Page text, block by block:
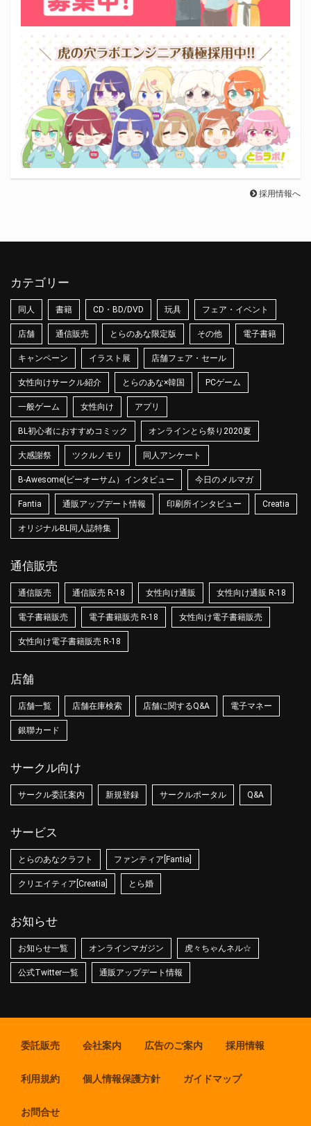
採用情報へ
カテゴリー
同人 書籍 CD・BD/DVD 玩具 フェア・イベント
店舗 通信販売 とらのあな限定版 その他 電子書籍
キャンペーン イラスト展 店舗フェア・セール
女性向けサークル紹介 とらのあな×韓国 PCゲーム
一般ゲーム 女性向け アプリ
BL初心者におすすめコミック オンラインとら祭り2020夏
大感謝祭 ツクルノモリ 同人アンケート
B-Awesome(ビーオーサム）インタビュー 今日のメルマガ
Fantia 通販アップデート情報 印刷所インタビュー Creatia
オリジナルBL同人誌特集
通信販売
通信販売 通信販売 R-18 女性向け通販 女性向け通販 R-18
電子書籍販売 電子書籍販売 R-18 女性向け電子書籍販売
女性向け電子書籍販売 R-18
店舗
店舗一覧 店舗在庫検索 店舗に関するQ&A 電子マネー
銀聯カード
サークル向け
サークル委託案内 新規登録 サークルポータル Q&A
サービス
とらのあなクラフト ファンティア[Fantia]
クリエイティア[Creatia] とら婚
お知らせ
お知らせ一覧 オンラインマガジン 虎々ちゃんネル☆
公式Twitter一覧 通販アップデート情報
委託販売 会社案内 広告のご案内 採用情報
利用規約 個人情報保護方針 ガイドマップ
お問合せ